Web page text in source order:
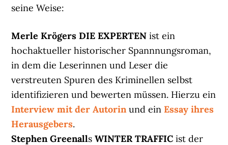
seine Weise:
Merle Krögers DIE EXPERTEN ist ein
hochaktueller historischer Spannnungsroman,
in dem die Leserinnen und Leser die
verstreuten Spuren des Kriminellen selbst
identifizieren und bewerten müssen. Hierzu ein
Interview mit der Autorinund ein Essay ihres
Herausgebers.
Stephen GreenallsWINTER TRAFFIC ist der